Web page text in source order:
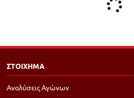
ΣΤΟΙΧΗΜΑ
Αναλύσεις Αγώνων